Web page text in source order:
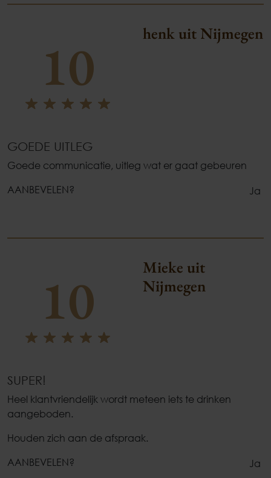
10 henk uit Nijmegen
GOEDE UITLEG
Goede communicatie, uitleg wat er gaat gebeuren
AANBEVELEN?
Ja
10
Mieke uit
Nijmegen
SUPER!
Heel klantvriendelijk wordt meteen iets te drinken
aangeboden.
Houden zich aan de afspraak.
AANBEVELEN?
Ja